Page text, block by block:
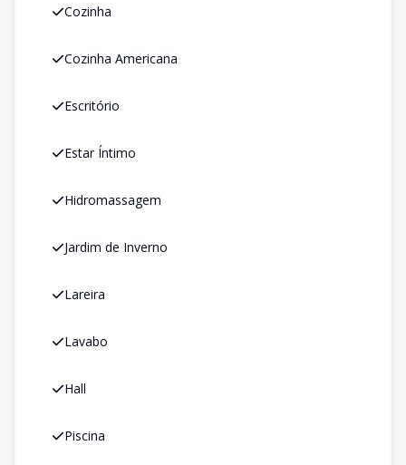
Cozinha
Cozinha Americana
Escritório
Estar Íntimo
Hidromassagem
Jardim de Inverno
Lareira
Lavabo
Hall
Piscina